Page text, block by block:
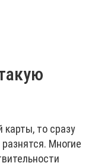
карты, то сразу
Многие